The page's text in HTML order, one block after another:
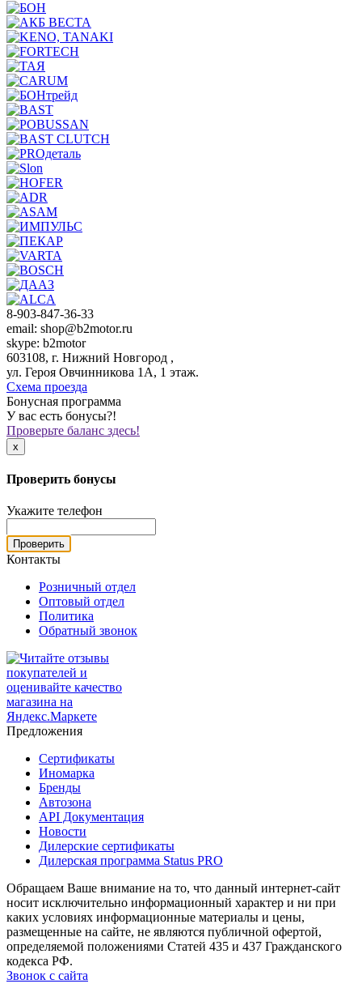
8-903-847-36-33
email: shop@b2motor.ru
skype: b2motor
603108, г. Нижний Новгород ,
ул. Героя Овчинникова 1А, 1 этаж.
Схема проезда
Бонусная программа
У вас есть бонусы?!
Проверьте баланс здесь!
x
Проверить бонусы
Укажите телефон
Проверить
Контакты
Розничный отдел
Оптовый отдел
Политика
Обратный звонок
Предложения
Сертификаты
Иномарка
Бренды
Автозона
API Документация
Новости
Дилерские сертификаты
Дилерская программа Status PRO
Обращаем Ваше внимание на то, что данный интернет-сайт
носит исключительно информационный характер и ни при
каких условиях информационные материалы и цены,
размещенные на сайте, не являются публичной офертой,
определяемой положениями Статей 435 и 437 Гражданского
кодекса РФ.
Звонок с сайта